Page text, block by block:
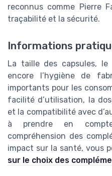
reconnus comme Pierre
traçabilité et la sécurité.
Informations
La taille des capsules,
encore l’hygiène de
importants pour les
facilité d’utilisation, la
et la compatibilité avec
à prendre en
compréhension des
impact sur la santé, vous
sur le choix des